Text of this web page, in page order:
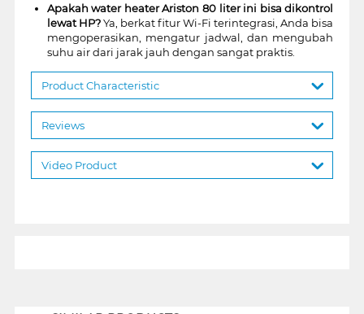
Apakah water heater Ariston 80 liter ini bisa dikontrol
lewat HP?Ya, berkat fitur Wi-Fi terintegrasi, Anda bisa
mengoperasikan, mengatur jadwal, dan mengubah
suhu air dari jarak jauh dengan sangat praktis.
Product Characteristic
Reviews
Video Product